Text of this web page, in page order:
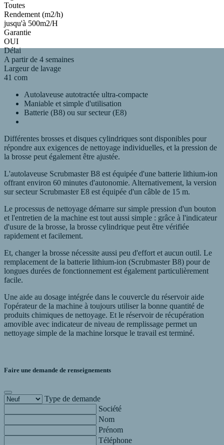
Toutes
Rendement (m2/h)
jusqu'à 500m2/H
Garantie
OUI
Délai
A partir de 4 semaines
Largeur de lavage
41 com
Autolaveuse autotractée ultra-compacte
Maniable et simple d'utilisation
Batterie (B8) ou sur secteur (E8)
Différentes brosses et disques cylindriques sont disponibles pour
répondre aux exigences de nettoyage individuelles, et la pression de
la brosse peut également être ajustée.
L'autolaveuse Scrubmaster B8 est équipée d'une batterie lithium-ion
offrant environ 60 minutes d'autonomie. Alternativement, la version
sur secteur Scrubmaster E8 est équipée d'un câble de 15 m.
Le processus de nettoyage démarre sur simple pression d'un bouton
et l'entretien de la machine est tout aussi simple : grâce à l'indicateur
d'usure de la brosse, la brosse cylindrique peut être vérifiée
rapidement et facilement.
Et, changer la brosse nécessite aussi peu d'effort et aucun outil. Le
remplacement de la batterie lithium-ion (Scrubmaster B8) pour de
longues durées de fonctionnement est également particulièrement
facile.
Une aide au dosage intégrée dans le couvercle du réservoir aide
l'opérateur de la machine à toujours utiliser la bonne quantité de
produits chimiques de nettoyage. Et le réservoir de récupération
amovible avec indicateur de niveau de remplissage permet un
nettoyage simple de la machine lorsque le travail est terminé.
Faire une demande de renseignements
Type de demande
Société
Nom
Prénom
Téléphone